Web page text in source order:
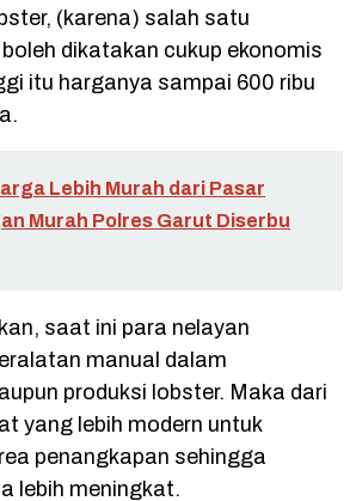
(karena) salah satu
dikatakan cukup ekonomis
itu harganya sampai 600 ribu
Lebih Murah dari Pasar
Murah Polres Garut Diserbu
saat ini para nelayan
manual dalam
produksi lobster. Maka dari
yang lebih modern untuk
penangkapan sehingga
lebih meningkat.